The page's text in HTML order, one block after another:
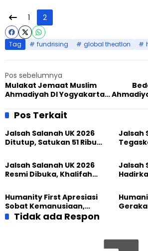
1 2
Tag fundrising global theatlon
Pos sebelumnya
Mulakat Jemaat Muslim
Ahmadiyah DI Yogyakarta
Tekankan Tarbiyat
Keluarga
Pos Terkait
Jalsah Salanah UK 2026
Ditutup, Satukan 51 Ribu
Jalsah
Jalsah Salanah UK 2026
Resmi Dibuka, Khalifah
Wujudkan Iman dalam
Perubahan Nyata
Jalsah
Tokoh
Ambil
Humanity First Apresiasi
Sobat Kemanusiaan,
Sedekah yang
Menghadirkan Harapan
Tidak ada Respon